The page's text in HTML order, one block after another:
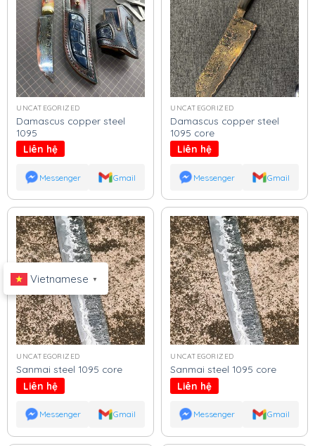
UNCATEGORIZED
Damascus copper steel
1095
Liên hệ
Messenger Gmail
UNCATEGORIZED
Damascus copper steel
1095 core
Liên hệ
Messenger Gmail
UNCATEGORIZED
Sanmai steel 1095 core
Liên hệ
Messenger Gmail
UNCATEGORIZED
Sanmai steel 1095 core
Liên hệ
Messenger Gmail
Vietnamese ▼